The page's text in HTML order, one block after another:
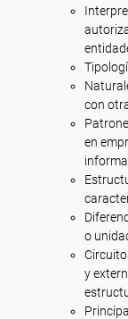
con
en
o
y